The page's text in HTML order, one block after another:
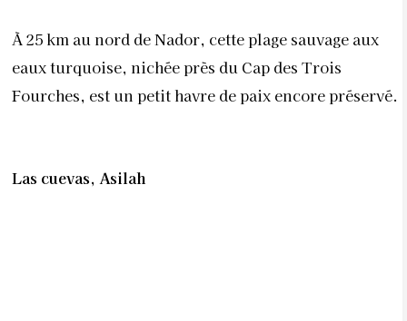
À 25 km au nord de Nador, cette plage sauvage aux
eaux turquoise, nichée près du Cap des Trois
Fourches, est un petit havre de paix encore préservé.
Las cuevas, Asilah